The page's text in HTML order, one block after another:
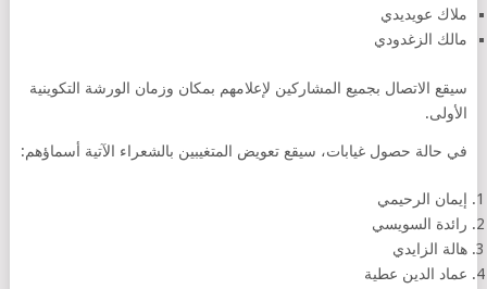
ملاك عويديدي
مالك الزغدودي
سيقع الاتصال بجميع المشاركين لإعلامهم بمكان وزمان الورشة التكوينية
الأولى.
في حالة حصول غيابات، سيقع تعويض المتغيبين بالشعراء الآتية أسماؤهم:
إيمان الرحيمي
رائدة السويسي
هالة الزايدي
عماد الدين عطية